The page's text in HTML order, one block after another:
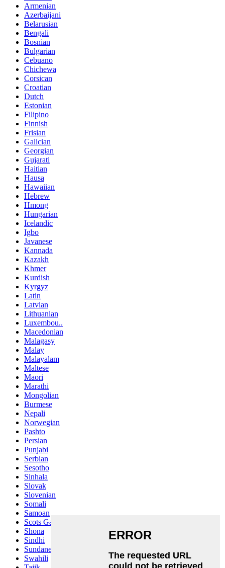
Armenian
Azerbaijani
Belarusian
Bengali
Bosnian
Bulgarian
Cebuano
Chichewa
Corsican
Croatian
Dutch
Estonian
Filipino
Finnish
Frisian
Galician
Georgian
Gujarati
Haitian
Hausa
Hawaiian
Hebrew
Hmong
Hungarian
Icelandic
Igbo
Javanese
Kannada
Kazakh
Khmer
Kurdish
Kyrgyz
Latin
Latvian
Lithuanian
Luxembou..
Macedonian
Malagasy
Malay
Malayalam
Maltese
Maori
Marathi
Mongolian
Burmese
Nepali
Norwegian
Pashto
Persian
Punjabi
Serbian
Sesotho
Sinhala
Slovak
Slovenian
Somali
Samoan
Scots Gaelic
Shona
Sindhi
Sundanese
Swahili